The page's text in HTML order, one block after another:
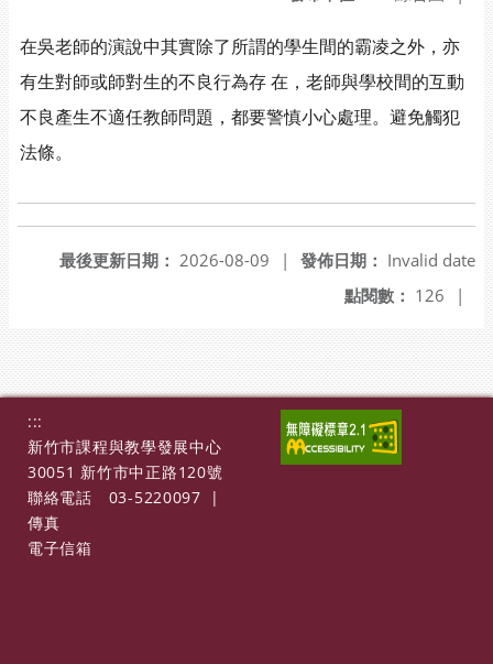
在吳老師的演說中其實除了所謂的學生間的霸凌之外，亦
有生對師或師對生的不良行為存 在，老師與學校間的互動
不良產生不適任教師問題，都要警慎小心處理。避免觸犯
法條。
發佈日期： Invalid date
最後更新日期： 2026-08-09
|
點閱數： 126 |
:::
新竹市課程與教學發展中心
30051 新竹市中正路120號
聯絡電話
03-5220097
|
傳真
電子信箱